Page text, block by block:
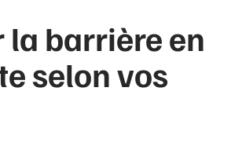
barrière en
selon vos